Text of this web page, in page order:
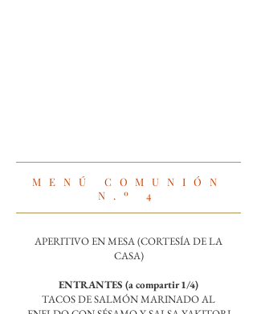
MENÚ COMUNIÓN
N.º
4
APERITIVO EN MESA (CORTESÍA DE LA
CASA)
ENTRANTES (a compartir 1/4)
TACOS DE SALMÓN MARINADO AL